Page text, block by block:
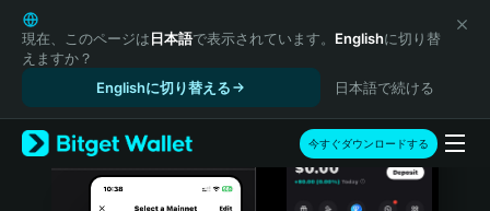
English
日本語
Tiếng Việt
Español (Latinoamérica)
Türkçe
Italiano
現在、このページは日本語で表示されています。 Englishに切り替
えますか？
Englishに切り替える
日本語で続ける
今すぐダウンロードする